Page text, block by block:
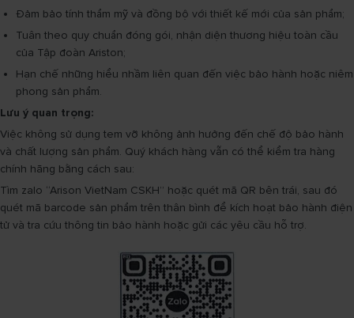
Đảm bảo tính thẩm mỹ và đồng bộ với thiết kế mới của sản phẩm;
Tuân theo quy chuẩn đóng gói, nhận diện thương hiệu toàn cầu
của Tập đoàn Ariston;
Hạn chế những hiểu nhầm liên quan đến việc bảo hành hoặc niêm
phong sản phẩm.
Lưu ý quan trọng:
Việc không sử dụng tem vỡ không ảnh hưởng đến chế độ bảo hành
và chất lượng sản phẩm. Quý khách hàng vẫn có thể kiểm tra hàng
chính hãng bằng cách sau:
Tìm zalo “Arison VietNam CSKH” hoặc quét mã QR bên trái, sau đó
quét mã barcode sản phẩm trên thân bình để kích hoạt bảo hành điện
tử và tra cứu thông tin bảo hành hoặc gửi các yêu cầu hỗ trợ.